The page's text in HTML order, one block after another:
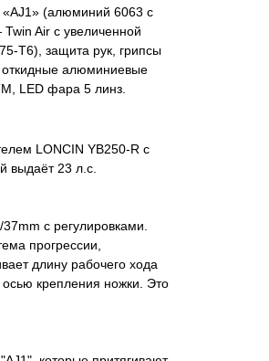
«AJ1» (алюминий 6063 с
Air с увеличенной
Т6), защита рук, грипсы
откидные алюминиевые
LED фара 5 линз.
LONCIN YB250-R с
выдаёт 23 л.с.
с регулировками.
прогрессии,
длину рабочего хода
осью крепления ножки. Это